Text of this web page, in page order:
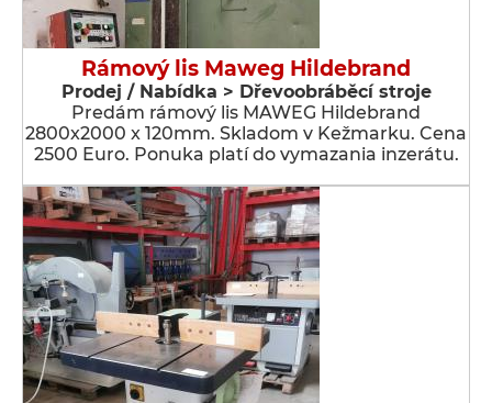
Rámový lis Maweg Hildebrand
Prodej / Nabídka > Dřevoobráběcí stroje
Predám rámový lis MAWEG Hildebrand
2800x2000 x 120mm. Skladom v Kežmarku. Cena
2500 Euro. Ponuka platí do vymazania inzerátu.